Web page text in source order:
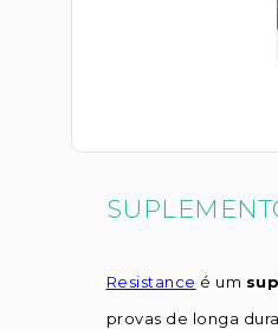
Resistance é um
provas de longa